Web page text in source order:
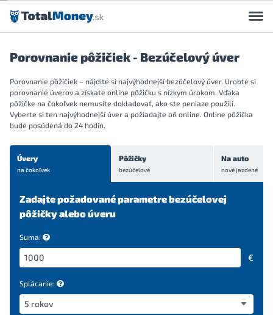
Preskočiť na obsah
Porovnanie pôžičiek - Bezúčelový úver
Porovnanie pôžičiek – nájdite si najvýhodnejší bezúčelový úver. Urobte si
porovnanie úverov a získate online pôžičku s nízkym úrokom. Vďaka
pôžičke na čokoľvek nemusíte dokladovať, ako ste peniaze použili.
Vyberte si ten najvýhodnejší úver a požiadajte oň online. Online pôžička
bude posúdená do 24 hodín.
Úvery
na čokoľvek
Pôžičky
bezúčelové
Na auto
novéjazdené
Zadajte požadované parametre bezúčelovej
pôžičky alebo úveru
Suma:
€
Splácanie: